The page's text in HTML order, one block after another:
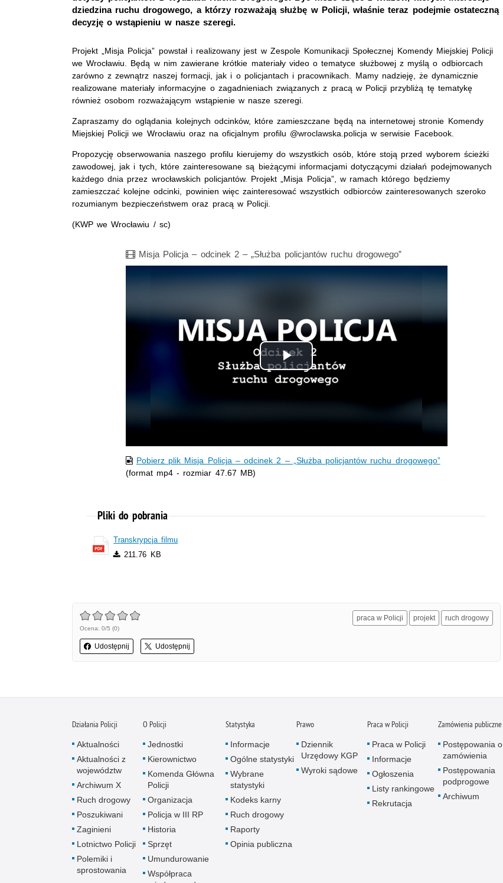
dziedzina ruchu drogowego, a którzy rozważają służbę w Policji, właśnie teraz podejmie ostateczną
decyzję o wstąpieniu w nasze szeregi.
Projekt „Misja Policja” powstał i realizowany jest w Zespole Komunikacji Społecznej Komendy Miejskiej Policji
we Wrocławiu. Będą w nim zawierane krótkie materiały video o tematyce służbowej z myślą o odbiorcach
zarówno z zewnątrz naszej formacji, jak i o policjantach i pracownikach. Mamy nadzieję, że dynamicznie
realizowane materiały informacyjne o zagadnieniach związanych z pracą w Policji przybliżą tę tematykę
również osobom rozważającym wstąpienie w nasze szeregi.
Zapraszamy do oglądania kolejnych odcinków, które zamieszczane będą na internetowej stronie Komendy
Miejskiej Policji we Wrocławiu oraz na oficjalnym profilu @wroclawska.policja w serwisie Facebook.
Propozycję obserwowania naszego profilu kierujemy do wszystkich osób, które stoją przed wyborem ścieżki
zawodowej, jak i tych, które zainteresowane są bieżącymi informacjami dotyczącymi działań podejmowanych
każdego dnia przez wrocławskich policjantów. Projekt „Misja Policja”, w ramach którego będziemy
zamieszczać kolejne odcinki, powinien więc zainteresować wszystkich odbiorców zainteresowanych szeroko
rozumianym bezpieczeństwem oraz pracą w Policji.
(KWP we Wrocławiu / sc)
Film
Misja Policja – odcinek 2 – „Służba policjantów ruchu drogowego”
Odtwórz
Pobierz plik Misja Policja – odcinek 2 – „Służba policjantów ruchu drogowego”
(format mp4 - rozmiar 47.67 MB)
Pliki do pobrania
Transkrypcja filmu
211.76 KB
Ocena: 0/5 (0)
Udostępnij Udostępnij
praca w Policji projekt ruch drogowy
Działania Policji
Aktualności
Aktualności z
województw
Archiwum X
Ruch drogowy
Poszukiwani
Zaginieni
Lotnictwo Policji
Polemiki i
sprostowania
O Policji
Jednostki
Kierownictwo
Komenda Główna
Policji
Organizacja
Policja w III RP
Historia
Sprzęt
Umundurowanie
Współpraca
Statystyka
Informacje
Ogólne statystyki
Wybrane
statystyki
Kodeks karny
Ruch drogowy
Raporty
Opinia publiczna
Prawo
Dziennik
Urzędowy KGP
Wyroki sądowe
Praca w Policji
Praca w Policji
Informacje
Ogłoszenia
Listy rankingowe
Rekrutacja
Zamówienia publiczne
Postępowania o
zamówienia
Postępowania
podprogowe
Archiwum